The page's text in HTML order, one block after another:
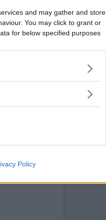
and may gather and store
You may click to grant or
for below specified purposes
Policy
bli